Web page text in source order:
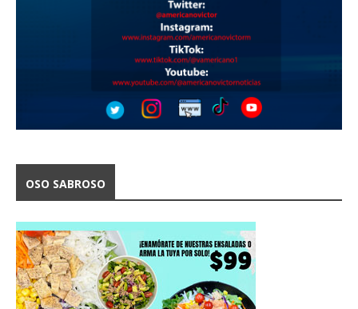
OSO SABROSO